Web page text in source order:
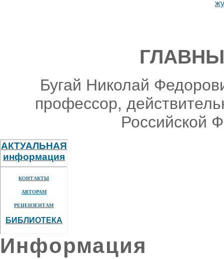
Бугай Николай
профессор,
Российской
АКТУАЛЬНАЯ
информация
КОНТАКТЫ
АВТОРАМ
РЕЦЕНЗЕНТАМ
БИБЛИОТЕКА
Информация